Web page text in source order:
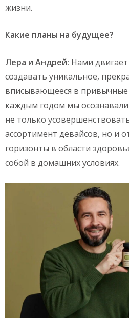
жизни.
Какие планы на будущее?
Лера и Андрей: Нами
создавать уникальное,
вписывающееся в привычные
каждым годом мы
не только
ассортимент девайсов, но и
горизонты в области
собой в домашних условиях.